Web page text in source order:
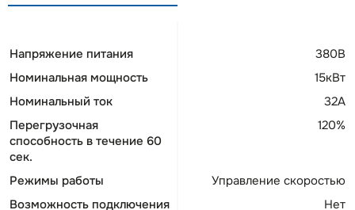
Напряжение питания
380В
Номинальная мощность
15кВт
Номинальный ток
32А
Перегрузочная
способность в течение 60
сек.
120%
Режимы работы
Управление скоростью
Возможность подключения
Нет